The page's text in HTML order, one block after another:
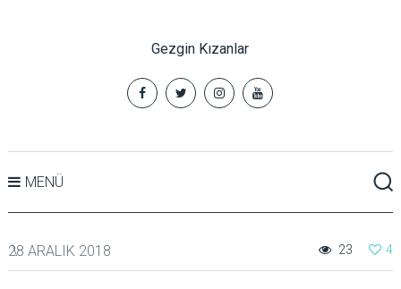
Gezgin Kızanlar
MENÜ
28 ARALIK 2018 4
23